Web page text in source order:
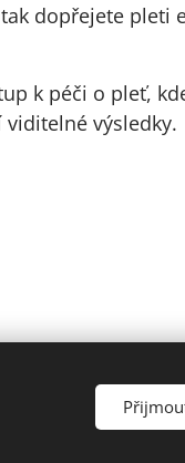
dopřejete pleti
k péči o pleť,
výsledky.